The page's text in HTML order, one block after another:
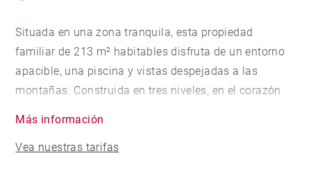
Situada en una zona tranquila, esta propiedad
familiar de 213 m² habitables disfruta de un entorno
apacible, una piscina y vistas despejadas a las
montañas. Construida en tres niveles, en el corazón
Más información
Vea nuestras tarifas